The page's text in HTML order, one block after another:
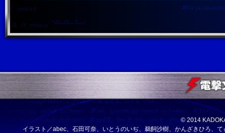
© 2014
イラスト／abec、石田可奈、いとうのいぢ、鵜飼沙樹、かんざきひろ、